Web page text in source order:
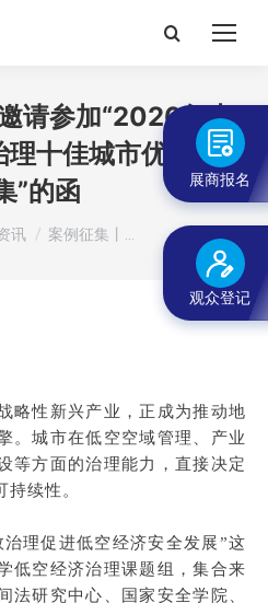
搜
请参加“2026年中
理十佳城市优秀案例
”的函
讯 案例征集丨…
略性新兴产业，正成为推动地
。城市在低空空域管理、产业
等方面的治理能力，直接决定
续性。
理促进低空经济安全发展”这
低空经济治理课题组，集合来
法研究中心、国家安全学院、
展商报名
观众登记